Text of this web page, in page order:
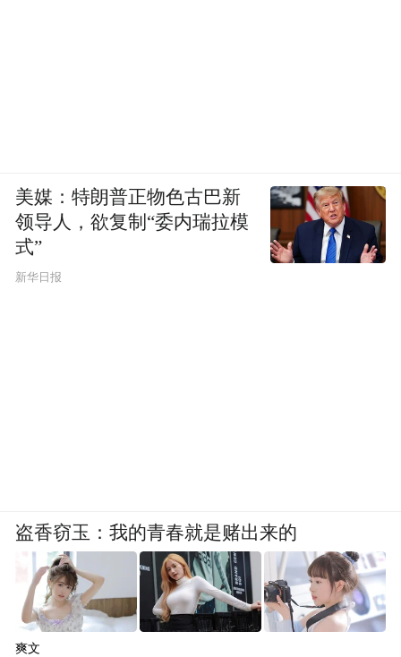
美媒：特朗普正物色古巴新
领导人，欲复制“委内瑞拉模
式”
新华日报
盗香窃玉：我的青春就是赌出来的
爽文